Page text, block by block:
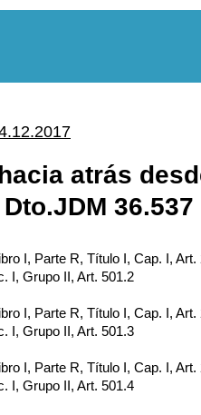
atrás
I, Parte R, Título I, Cap. I,
I, Grupo II, Art. 501.2
I, Parte R, Título I, Cap. I,
I, Grupo II, Art. 501.3
I, Parte R, Título I, Cap. I,
I, Grupo II, Art. 501.4